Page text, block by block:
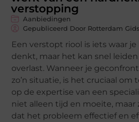
verstopping
Aanbiedingen
Gepubliceerd Door Rotterdam
Een verstopt riool is iets waar
denkt, maar het kan snel
overlast. Wanneer je
zo’n situatie, is het cruciaal
op de expertise van een
niet alleen tijd en moeite, maar
dat het probleem effectief en